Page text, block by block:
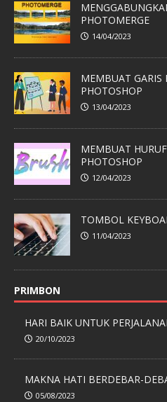
PHOTOMERGE
14/04/2023
MEMBUAT GARIS
PHOTOSHOP
13/04/2023
MEMBUAT
PHOTOSHOP
12/04/2023
TOMBOL
11/04/2023
PRIMBON
HARI BAIK UNTUK
20/10/2023
MAKNA HATI BERDEBAR-
05/08/2023